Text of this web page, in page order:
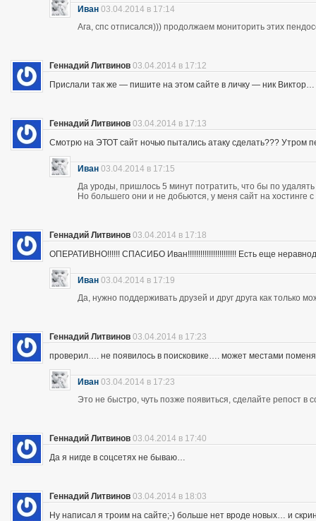
Иван 03.04.2014 в 17:14
Ага, спс отписался))) продолжаем мониторить этих
Геннадий Литвинов 03.04.2014 в 17:12
Прислали так же — пишите на этом сайте в личку — ник Виктор…
Геннадий Литвинов 03.04.2014 в 17:13
Смотрю на ЭТОТ сайт ночью пытались атаку сделать??? Утром
Иван 03.04.2014 в 17:15
Да уроды, пришлось 5 минут потратить, что бы по
Но большего они и не добьются, у меня сайт на хостинге
Геннадий Литвинов 03.04.2014 в 17:18
ОПЕРАТИВНО!!!!!! СПАСИБО Иван!!!!!!!!!!!!!!!!!!!!!!! Есть еще
Иван 03.04.2014 в 17:19
Да, нужно поддерживать друзей и друг друга как только
Геннадий Литвинов 03.04.2014 в 17:23
проверил…. не появилось в поисковике…. может местами
Иван 03.04.2014 в 17:23
Это не быстро, чуть позже появиться, сделайте репост в
Геннадий Литвинов 03.04.2014 в 17:40
Да я нигде в соцсетях не бываю…
Геннадий Литвинов 03.04.2014 в 18:03
Ну написал я троим на сайте;-) больше нет вроде новых… и